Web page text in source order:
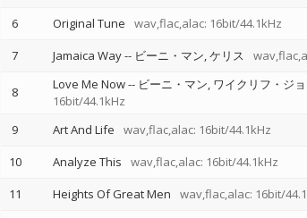
6
Original Tune wav,flac,alac: 16bit/44.1kHz
7
Jamaica Way-- ビーニ・マン ケリス
8 Love Me Now-- ビーニ・マン ワイクリフ・ジ
16bit/44.1kHz
9 Art And Life wav,flac,alac: 16bit/44.1kHz
10
Analyze This wav,flac,alac: 16bit/44.1kHz
11
Heights Of Great Men wav,flac,alac: 16bit/